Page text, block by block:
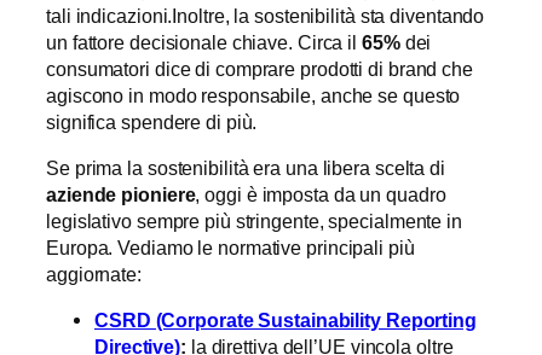
tali indicazioni.Inoltre, la sostenibilità sta diventando
un fattore decisionale chiave. Circa il 65%dei
consumatori dice di comprare prodotti di brand che
agiscono in modo responsabile, anche se questo
significa spendere di più.
Se prima la sostenibilità era una libera scelta di
aziende pioniere, oggi è imposta da un quadro
legislativo sempre più stringente, specialmente in
Europa. Vediamo le normative principali più
aggiornate:
CSRD (Corporate Sustainability Reporting
Directive): la direttiva dell’UE vincola oltre